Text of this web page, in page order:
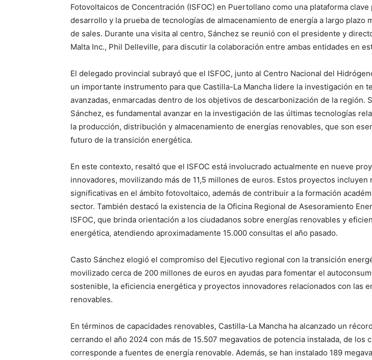
Fotovoltaicos de Concentración (ISFOC) en Puertollano como una plataforma clave
desarrollo y la prueba de tecnologías de almacenamiento de energía a largo plazo
de sales. Durante una visita al centro, Sánchez se reunió con el presidente y
Malta Inc., Phil Delleville, para discutir la colaboración entre ambas entidades en
El delegado provincial subrayó que el ISFOC, junto al Centro Nacional del
un importante instrumento para que Castilla-La Mancha lidere la investigación en
avanzadas, enmarcadas dentro de los objetivos de descarbonización de la región.
Sánchez, es fundamental avanzar en la investigación de las últimas tecnologías
la producción, distribución y almacenamiento de energías renovables, que son
futuro de la transición energética.
En este contexto, resaltó que el ISFOC está involucrado actualmente en nueve
innovadores, movilizando más de 11,5 millones de euros. Estos proyectos incluyen
significativas en el ámbito fotovoltaico, además de contribuir a la formación
sector. También destacó la existencia de la Oficina Regional de Asesoramiento
ISFOC, que brinda orientación a los ciudadanos sobre energías renovables y
energética, atendiendo aproximadamente 15.000 consultas el año pasado.
Casto Sánchez elogió el compromiso del Ejecutivo regional con la transición
movilizado cerca de 200 millones de euros en ayudas para fomentar el
sostenible, la eficiencia energética y proyectos innovadores relacionados con las
renovables.
En términos de capacidades renovables, Castilla-La Mancha ha alcanzado un
cerrando el año 2024 con más de 15.507 megavatios de potencia instalada, de los
corresponde a fuentes de energía renovable. Además, se han instalado 189